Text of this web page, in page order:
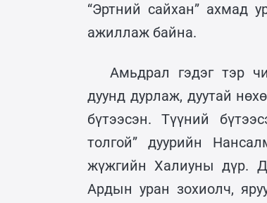
“Эртний сайхан” ахмад
ажиллаж байна.
Амьдрал гэдэг тэр
дуунд дурлаж, дуутай
бүтээсэн. Түүний
толгой” дуурийн
жүжгийн Халиуны дүр.
Ардын уран зохиолч,